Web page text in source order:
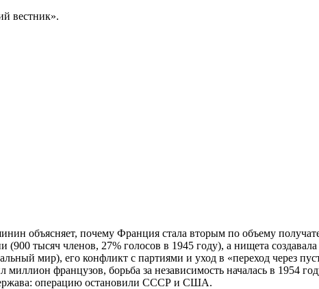
вестник».
объясняет, почему Франция стала вторым по объему
тысяч членов, 27% голосов в 1945 году), а нищета
мир), его конфликт с партиями и уход в «переход через
французов, борьба за независимость началась в 1954
операцию остановили СССР и США.